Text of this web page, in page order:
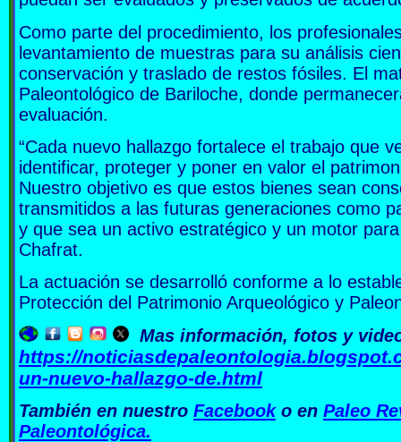
Como parte del procedimiento, los
levantamiento de muestras para su análisis
conservación y traslado de restos fósiles. El
Paleontológico de Bariloche, donde
evaluación.
“Cada nuevo hallazgo fortalece el trabajo que
identificar, proteger y poner en valor el
Nuestro objetivo es que estos bienes sean
transmitidos a las futuras generaciones como
y que sea un activo estratégico y un motor
Chafrat.
La actuación se desarrolló conforme a lo
Protección del Patrimonio Arqueológico y
Mas información, fotos y
https://
un-nuevo-hallazgo-de.html
También en nuestro Facebooko en Paleo
Paleontológica.